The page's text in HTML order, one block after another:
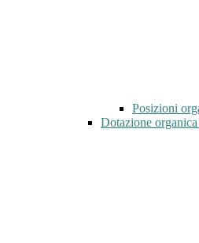
Posizioni
Dotazione organica